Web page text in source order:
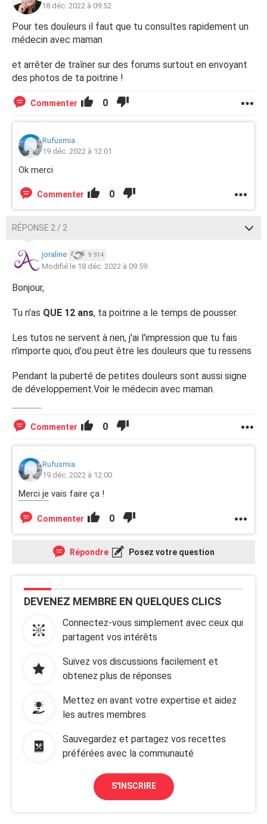
18 déc. 2022 à 09:52
Pour tes douleurs il faut que tu consultes rapidement un
médecin avec maman
et arrêter de traîner sur des forums surtout en envoyant
des photos de ta poitrine !
Commenter 0
Rufusmia
19 déc. 2022 à 12:01
Ok merci
Commenter 0
RÉPONSE 2 / 2
joraline 9 914
Modifié le 18 déc. 2022 à 09:59
Bonjour,
Tu n'as QUE 12 ans, ta poitrine a le temps de pousser.
Les tutos ne servent à rien, j'ai l'impression que tu fais
n'importe quoi, d'ou peut être les douleurs que tu ressens
Pendant la puberté de petites douleurs sont aussi signe
de développement.Voir le médecin avec maman.
Commenter 0
Rufusmia
19 déc. 2022 à 12:00
Merci je vais faire ça !
Commenter 0
Répondre Posez votre question
DEVENEZ MEMBRE EN QUELQUES CLICS
Connectez-vous simplement avec ceux qui
partagent vos intérêts
Suivez vos discussions facilement et
obtenez plus de réponses
Mettez en avant votre expertise et aidez
les autres membres
Sauvegardez et partagez vos recettes
préférées avec la communauté
S'INSCRIRE